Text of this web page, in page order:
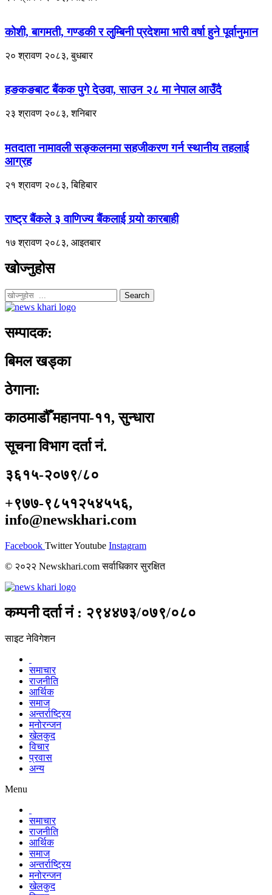
कोशी, बागमती, गण्डकी र लुम्बिनी प्रदेशमा भारी वर्षा हुने पूर्वानुमान
२० श्रावण २०८३, बुधबार
हङकङबाट बैंकक पुगे देउवा, साउन २८ मा नेपाल आउँदै
२३ श्रावण २०८३, शनिबार
मतदाता नामावली सङ्कलनमा सहजीकरण गर्न स्थानीय तहलाई
आग्रह
२१ श्रावण २०८३, बिहिबार
राष्ट्र बैंकले ३ वाणिज्य बैंकलाई गर्‍यो कारबाही
१७ श्रावण २०८३, आइतबार
खोज्नुहोस
Search
सम्पादक:
बिमल खड्का
ठेगाना:
काठमाडौँ महानपा-११, सुन्धारा
सूचना विभाग दर्ता नं.
३६१५-२०७९/८०
+९७७-९८५१२५४५५६,
info@newskhari.com
Facebook TwitterYoutube Instagram
© २०२२ Newskhari.com सर्वाधिकार सुरक्षित
कम्पनी दर्ता नं : २९४४७३/०७९/०८०
साइट नेविगेशन
समाचार
राजनीति
आर्थिक
समाज
अन्तर्राष्ट्रिय
मनोरन्जन
खेलकुद
विचार
प्रवास
अन्य
Menu
समाचार
राजनीति
आर्थिक
समाज
अन्तर्राष्ट्रिय
मनोरन्जन
खेलकुद